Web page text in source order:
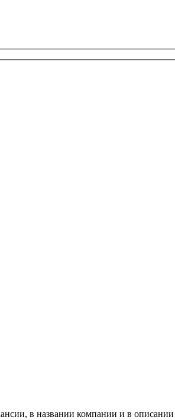
в названии компании и в описании